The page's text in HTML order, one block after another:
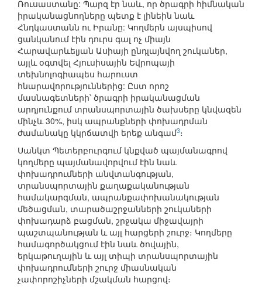
Ռուսաստանը: Պարզ էր նաև, որ ծրագրի հիմնական
իրականացնողները պետք է լինեին նաև
Հնդկաստանն ու Իրանը: Կողմերն այսպիսով
ցանկանում էին դուրս գալ ոչ միայն
Հարավարևելյան Ասիայի ընդլայնվող շուկաներ,
այլև օգտվել Հյուսիսային Եվրոպայի
տեխնոլոգիապես հարուստ
հնարավորություններից: Ըստ որոշ
մասնագետների՝ ծրագրի իրականացման
արդյունքում տրանսպորտային ծախսերը կնվազեն
մինչև 30%, իսկ ապրանքների փոխադրման
ժամանակը կկրճատվի երեք անգամ3։
Սանկտ Պետերբուրգում կնքված պայմանագրով
կողմերը պայմանավորվում էին նաև
փոխադրումների անվտանգության,
տրանսպորտային քաղաքականության
համակարգման, ապրանքափոխանակության
մեծացման, տարածաշրջանների շուկաների
փոխադարձ բացման, շրջակա միջավայրի
պաշտպանության և այլ հարցերի շուրջ։ Կողմերը
համագործակցում էին նաև ծովային,
երկաթուղային և այլ տիպի տրանսպորտային
փոխադրումների շուրջ միասնական
չափորոշիչների մշակման հարցով։